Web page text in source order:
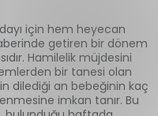
için hem heyecan
getiren bir dönem
Hamilelik müjdesini
bir tanesi olan
dilediği an bebeğinin kaç
imkan tanır. Bu